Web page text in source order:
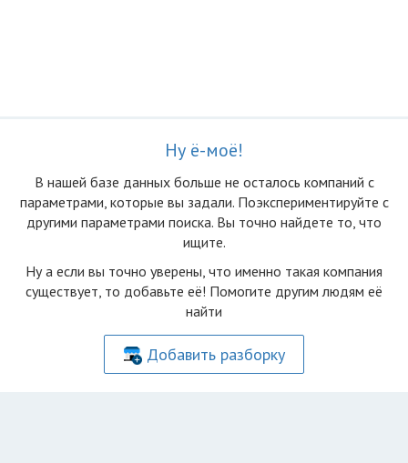
Ну ё-моё!
В нашей базе данных больше не осталоcь компаний с
параметрами, которые вы задали. Поэкспериментируйте с
другими параметрами поиска. Вы точно найдете то, что
ищите.
Ну а если вы точно уверены, что именно такая компания
существует, то добавьте её! Помогите другим людям её
найти
Добавить разборку